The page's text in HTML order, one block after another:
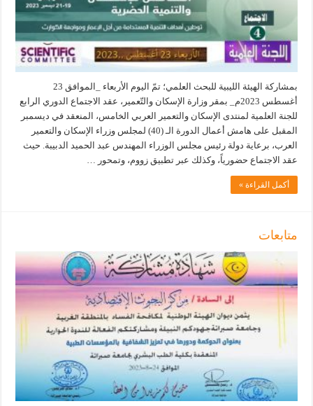
بمشاركة الهيئة الليبية للبحث العلمي؛ تمّ اليوم الأربعاء _الموافق 23
أغسطس 2023م_ بمقر وزارة الإسكان والتّعمير، عقد الاجتماع الدوري الرابع
للجنة العلمية لمنتدى الإسكان والتعمير العربي الخامس، المنعقد في ديسمبر
المقبل على هامش أعمال الدورة الـ (40) لمجلس وزراء الإسكان والتعمير
العرب، برعاية دولة رئيس مجلس الوزراء المهندس عبد الحميد الدبيبة. حيث
عقد الاجتماع حضورياً، وكذلك عبر تطبيق زووم، وتمحور …
أكمل القراءة »
متابعات